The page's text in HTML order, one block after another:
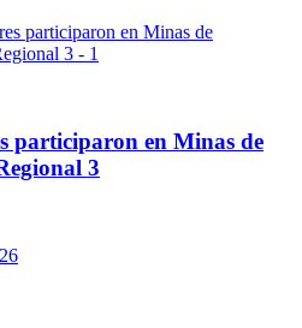
participaron en Minas de
3